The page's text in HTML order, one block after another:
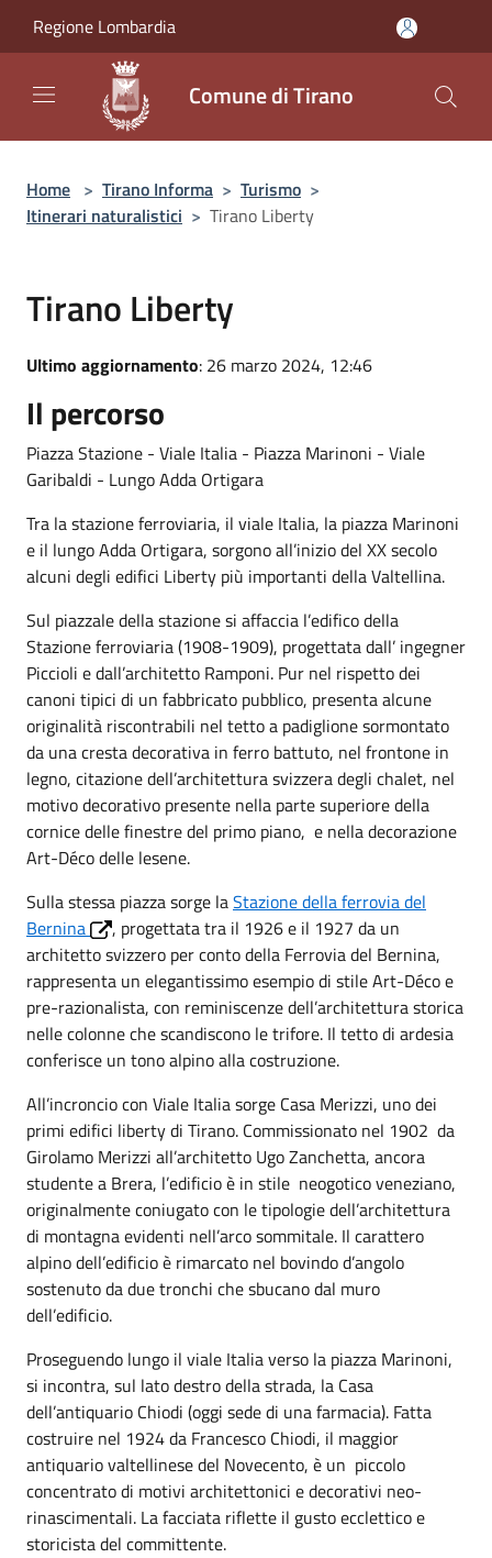
Regione Lombardia
Comune di Tirano
Home > Tirano Informa > Turismo >
Itinerari naturalistici > Tirano Liberty
Tirano Liberty
Ultimo aggiornamento: 26 marzo 2024, 12:46
Il percorso
Piazza Stazione - Viale Italia - Piazza Marinoni - Viale
Garibaldi - Lungo Adda Ortigara
Tra la stazione ferroviaria, il viale Italia, la piazza Marinoni
e il lungo Adda Ortigara, sorgono all’inizio del XX secolo
alcuni degli edifici Liberty più importanti della Valtellina.
Sul piazzale della stazione si affaccia l’edifico della
Stazione ferroviaria (1908-1909), progettata dall’ ingegner
Piccioli e dall’architetto Ramponi. Pur nel rispetto dei
canoni tipici di un fabbricato pubblico, presenta alcune
originalità riscontrabili nel tetto a padiglione sormontato
da una cresta decorativa in ferro battuto, nel frontone in
legno, citazione dell’architettura svizzera degli chalet, nel
motivo decorativo presente nella parte superiore della
cornice delle finestre del primo piano, e nella decorazione
Art-Déco delle lesene.
Sulla stessa piazza sorge laStazione della ferrovia del
Bernina
, progettata tra il 1926 e il 1927 da un
architetto svizzero per conto della Ferrovia del Bernina,
rappresenta un elegantissimo esempio di stile Art-Déco e
pre-razionalista, con reminiscenze dell’architettura storica
nelle colonne che scandiscono le trifore. Il tetto di ardesia
conferisce un tono alpino alla costruzione.
All’incroncio con Viale Italia sorge Casa Merizzi, uno dei
primi edifici liberty di Tirano. Commissionato nel 1902 da
Girolamo Merizzi all’architetto Ugo Zanchetta, ancora
studente a Brera, l’edificio è in stile neogotico veneziano,
originalmente coniugato con le tipologie dell’architettura
di montagna evidenti nell’arco sommitale. Il carattero
alpino dell’edificio è rimarcato nel bovindo d’angolo
sostenuto da due tronchi che sbucano dal muro
dell’edificio.
Proseguendo lungo il viale Italia verso la piazza Marinoni,
si incontra, sul lato destro della strada, la Casa
dell’antiquario Chiodi (oggi sede di una farmacia). Fatta
costruire nel 1924 da Francesco Chiodi, il maggior
antiquario valtellinese del Novecento, è un piccolo
concentrato di motivi architettonici e decorativi neo-
rinascimentali. La facciata riflette il gusto ecclettico e
storicista del committente.